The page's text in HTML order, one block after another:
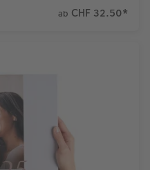
ab CHF 32.50*